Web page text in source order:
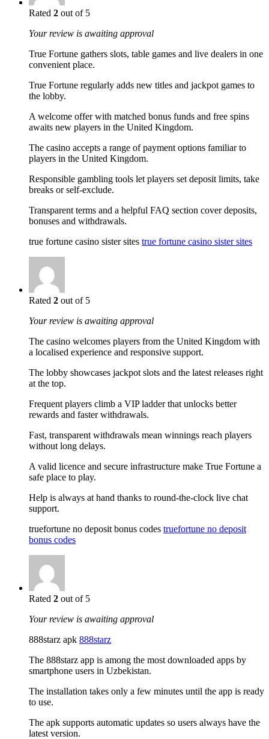
Rated 2 out of 5
Your review is awaiting approval
True Fortune gathers slots, table games and live dealers in one
convenient place.
True Fortune regularly adds new titles and jackpot games to
the lobby.
A welcome offer with matched bonus funds and free spins
awaits new players in the United Kingdom.
The casino accepts a range of payment options familiar to
players in the United Kingdom.
Responsible gambling tools let players set deposit limits, take
breaks or self-exclude.
Transparent terms and a helpful FAQ section cover deposits,
bonuses and withdrawals.
true fortune casino sister sites true fortune casino sister sites
Rated 2 out of 5
Your review is awaiting approval
The casino welcomes players from the United Kingdom with
a localised experience and responsive support.
The lobby showcases jackpot slots and the latest releases right
at the top.
Frequent players climb a VIP ladder that unlocks better
rewards and faster withdrawals.
Fast, transparent withdrawals mean winnings reach players
without long delays.
A valid licence and secure infrastructure make True Fortune a
safe place to play.
Help is always at hand thanks to round-the-clock live chat
support.
truefortune no deposit bonus codes truefortune no deposit
bonus codes
Rated 2 out of 5
Your review is awaiting approval
888starz apk 888starz
The 888starz app is among the most downloaded apps by
smartphone users in Uzbekistan.
The installation takes only a few minutes until the app is ready
to use.
The apk supports automatic updates so users always have the
latest version.